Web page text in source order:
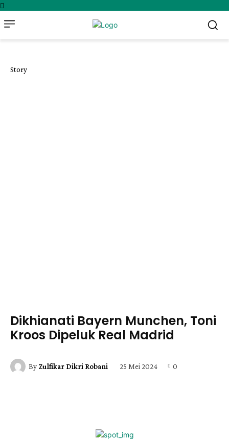
Story
Dikhianati Bayern Munchen, Toni
Kroos Dipeluk Real Madrid
By Zulfikar Dikri Robani 25 Mei 2024 0